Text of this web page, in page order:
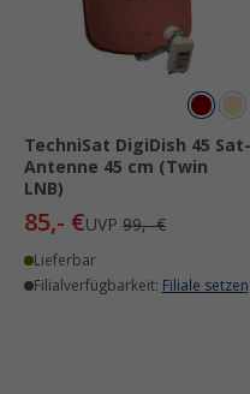
TechniSat DigiDish 45 Sat-
Antenne 45 cm (Twin
LNB)
85,- €UVP 99,- €
Lieferbar
Filialverfügbarkeit: Filiale setzen